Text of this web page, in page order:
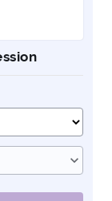
expand_more